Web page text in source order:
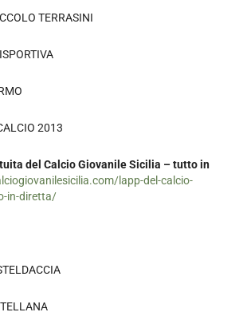
TERRASINI
2013
del Calcio Giovanile Sicilia – tutto in
lapp-del-calcio-
in-diretta/